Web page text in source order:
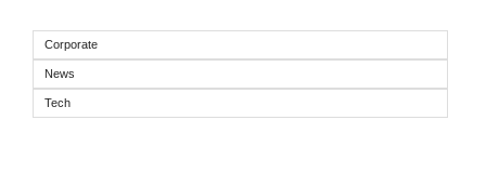
Corporate
News
Tech